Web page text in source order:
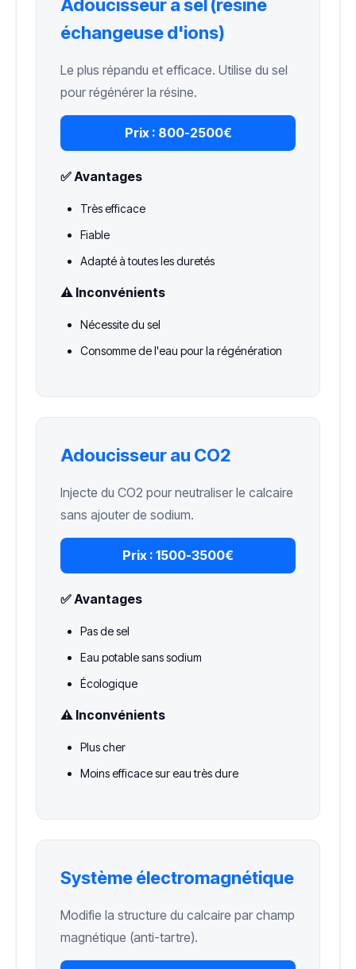
Adoucisseur à sel (résine
échangeuse d'ions)
Le plus répandu et efficace. Utilise du sel
pour régénérer la résine.
Prix : 800-2500€
✅ Avantages
Très efficace
Fiable
Adapté à toutes les duretés
⚠️ Inconvénients
Nécessite du sel
Consomme de l'eau pour la régénération
Adoucisseur au CO2
Injecte du CO2 pour neutraliser le calcaire
sans ajouter de sodium.
Prix : 1500-3500€
✅ Avantages
Pas de sel
Eau potable sans sodium
Écologique
⚠️ Inconvénients
Plus cher
Moins efficace sur eau très dure
Système électromagnétique
Modifie la structure du calcaire par champ
magnétique (anti-tartre).